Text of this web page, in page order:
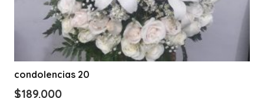
condolencias 20
$189.000